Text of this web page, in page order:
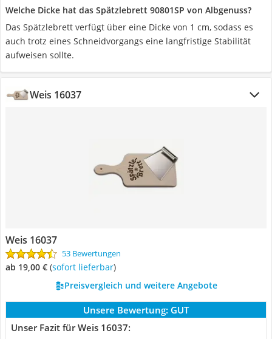
Welche Dicke hat das Spätzlebrett 90801SP von Albgenuss?
Das Spätzlebrett verfügt über eine Dicke von 1 cm, sodass es
auch trotz eines Schneidvorgangs eine langfristige Stabilität
aufweisen sollte.
Weis 16037
Weis 16037
53 Bewertungen
ab 19,00 € ( Sofort lieferbar)
Preisvergleich und weitere Angebote
Unsere Bewertung: GUT
Unser Fazit für Weis 16037: